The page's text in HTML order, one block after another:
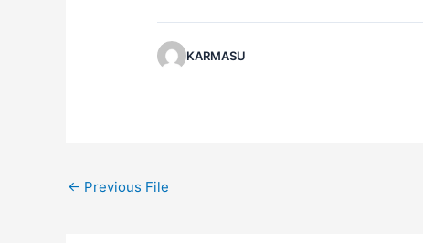
KARMASU
← Previous File